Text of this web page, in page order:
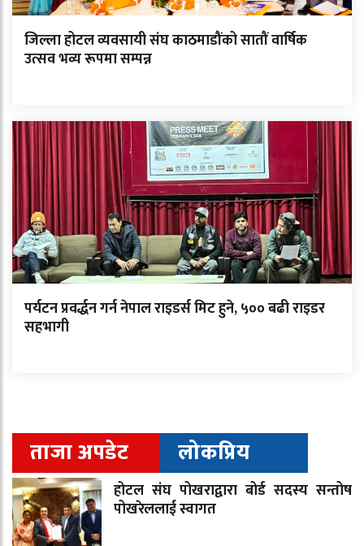
जिल्ला होटल व्यवसायी संघ काठमाडौंको सातौं वार्षिक
उत्सव भव्य रूपमा सम्पन्न
पर्यटन प्रवर्द्धन गर्न नेपाल राइडर्स मिट हुने, ५०० बढी राइडर
सहभागी
ताजा अपडेट लोकप्रिय
होटल संघ पोखराद्वारा बोर्ड सदस्य सन्तोष
पोखरेललाई स्वागत